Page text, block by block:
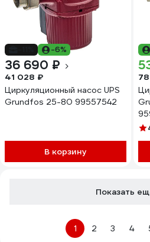
-6%
36 690 ₽
41 028 ₽
Циркуляционный насос UPS
Grundfos 25-80 99557542
В корзину
Показать
1 2 3 4